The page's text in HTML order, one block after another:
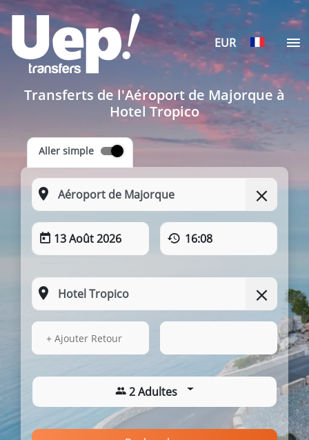
EUR
Transferts de l'Aéroport de Majorque à
Hotel Tropico
Aller simple
13 Août 2026 16:08
13 Août 2026
+ Ajouter Retour
2 Adultes